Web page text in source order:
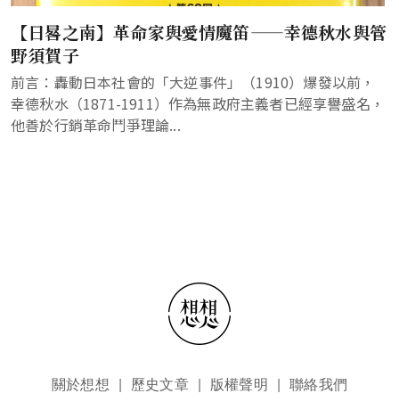
【日晷之南】革命家與愛情魔笛——幸德秋水與管
野須賀子
前言：轟動日本社會的「大逆事件」（1910）爆發以前，
幸德秋水（1871-1911）作為無政府主義者已經享譽盛名，
他善於行銷革命鬥爭理論...
頁尾選單關於想想 歷史文章 版權聲明 聯絡我們